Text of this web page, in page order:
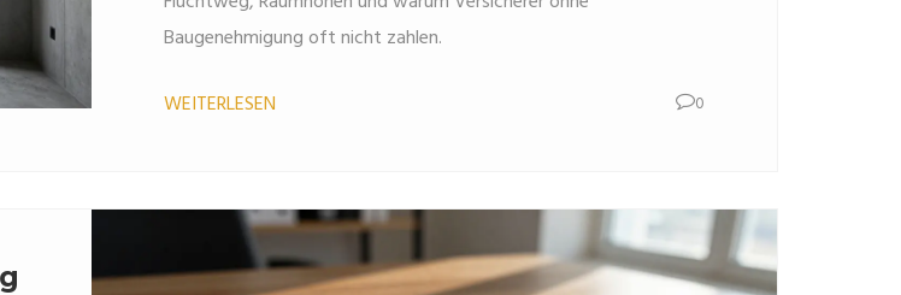
Baugenehmigung oft nicht zahlen.
WEITERLESEN 0